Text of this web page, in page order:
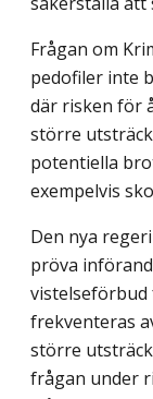
Frågan om
pedofiler inte
där risken för
större
potentiella
exempelvis
Den nya
pröva
vistelseförbud
frekventeras
större
frågan under